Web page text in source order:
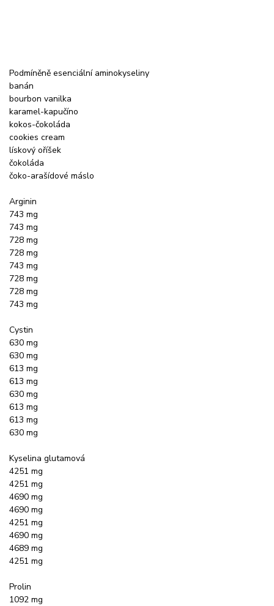
Podmíněně esenciální aminokyseliny
banán
bourbon vanilka
karamel-kapučíno
kokos-čokoláda
cookies cream
lískový oříšek
čokoláda
čoko-arašídové máslo
Arginin
743 mg
743 mg
728 mg
728 mg
743 mg
728 mg
728 mg
743 mg
Cystin
630 mg
630 mg
613 mg
613 mg
630 mg
613 mg
613 mg
630 mg
Kyselina glutamová
4251 mg
4251 mg
4690 mg
4690 mg
4251 mg
4690 mg
4689 mg
4251 mg
Prolin
1092 mg